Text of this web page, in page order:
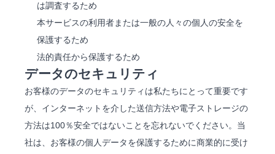
は調査するため
本サービスの利用者または一般の人々の個人の安全を
保護するため
法的責任から保護するため
データのセキュリティ
お客様のデータのセキュリティは私たちにとって重要です
が、インターネットを介した送信方法や電子ストレージの
方法は100％安全ではないことを忘れないでください。当
社は、お客様の個人データを保護するために商業的に受け